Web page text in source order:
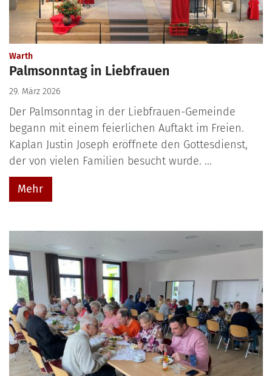
Warth:
Palmsonntag in Liebfrauen
29. März 2026
Der Palmsonntag in der Liebfrauen-Gemeinde
begann mit einem feierlichen Auftakt im Freien.
Kaplan Justin Joseph eröffnete den Gottesdienst,
der von vielen Familien besucht wurde. ...
Mehr